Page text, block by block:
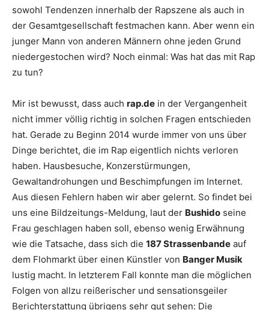
sowohl Tendenzen innerhalb der Rapszene als auch in
der Gesamtgesellschaft festmachen kann. Aber wenn ein
junger Mann von anderen Männern ohne jeden Grund
niedergestochen wird? Noch einmal: Was hat das mit Rap
zu tun?
Mir ist bewusst, dass auch rap.de in der Vergangenheit
nicht immer völlig richtig in solchen Fragen entschieden
hat. Gerade zu Beginn 2014 wurde immer von uns über
Dinge berichtet, die im Rap eigentlich nichts verloren
haben. Hausbesuche, Konzerstürmungen,
Gewaltandrohungen und Beschimpfungen im Internet.
Aus diesen Fehlern haben wir aber gelernt. So findet bei
uns eine Bildzeitungs-Meldung, laut der Bushido seine
Frau geschlagen haben soll, ebenso wenig Erwähnung
wie die Tatsache, dass sich die 187 Strassenbande auf
dem Flohmarkt über einen Künstler von Banger Musik
lustig macht. In letzterem Fall konnte man die möglichen
Folgen von allzu reißerischer und sensationsgeiler
Berichterstattung übrigens sehr gut sehen: Die